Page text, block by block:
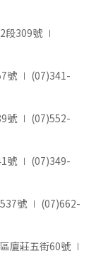
段309號 ∣
號 ∣ (07)341-
號 ∣ (07)552-
號 ∣ (07)349-
號 ∣ (07)662-
廈莊五街60號 ∣